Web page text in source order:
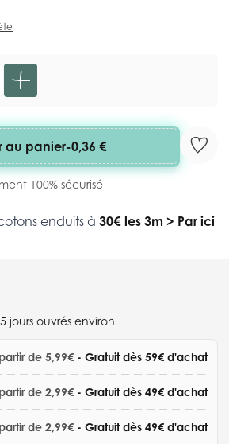
au panier-0,36 €
100% sécurisé
enduits à 30€ les 3m > Par ici
jours ouvrés environ
de 5,99€ - Gratuit dès 59€ d'achat
de 2,99€ - Gratuit dès 49€ d'achat
de 2,99€ - Gratuit dès 49€ d'achat